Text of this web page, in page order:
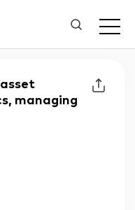
managing